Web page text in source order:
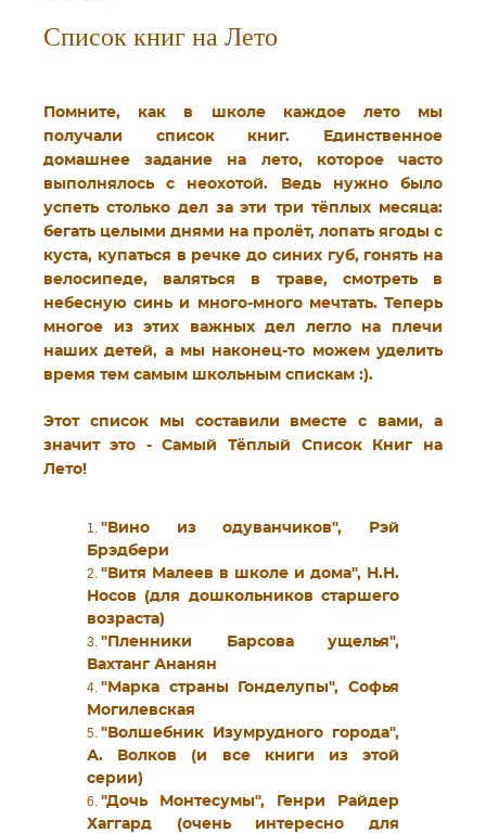
Список книг на Лето
Помните, как в школе каждое лето мы
получали список книг. Единственное
домашнее задание на лето, которое часто
выполнялось с неохотой. Ведь нужно было
успеть столько дел за эти три тёплых месяца:
бегать целыми днями на пролёт, лопать ягоды с
куста, купаться в речке до синих губ, гонять на
велосипеде, валяться в траве, смотреть в
небесную синь и много-много мечтать. Теперь
многое из этих важных дел легло на плечи
наших детей, а мы наконец-то можем уделить
время тем самым школьным спискам :).
Этот список мы составили вместе с вами, а
значит это - Самый Тёплый Список Книг на
Лето!
"Вино из одуванчиков", Рэй
Брэдбери
"Витя Малеев в школе и дома", Н.Н.
Носов (для дошкольников старшего
возраста)
"Пленники Барсова ущелья",
Вахтанг Ананян
"Марка страны Гонделупы", Софья
Могилевская
"Волшебник Изумрудного города",
А. Волков (и все книги из этой
серии)
"Дочь Монтесумы", Генри Райдер
Хаггард (очень интересно для